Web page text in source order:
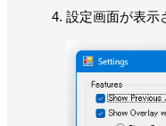
設定画面が表示